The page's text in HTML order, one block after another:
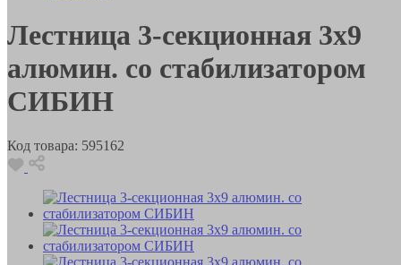
Лестница 3-секционная 3х9
алюмин. со стабилизатором
СИБИН
Код товара: 595162